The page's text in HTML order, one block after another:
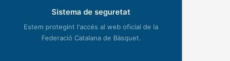
Sistema de seguretat
Estem protegint l'accés al web oficial de la
Federació Catalana de Bàsquet.